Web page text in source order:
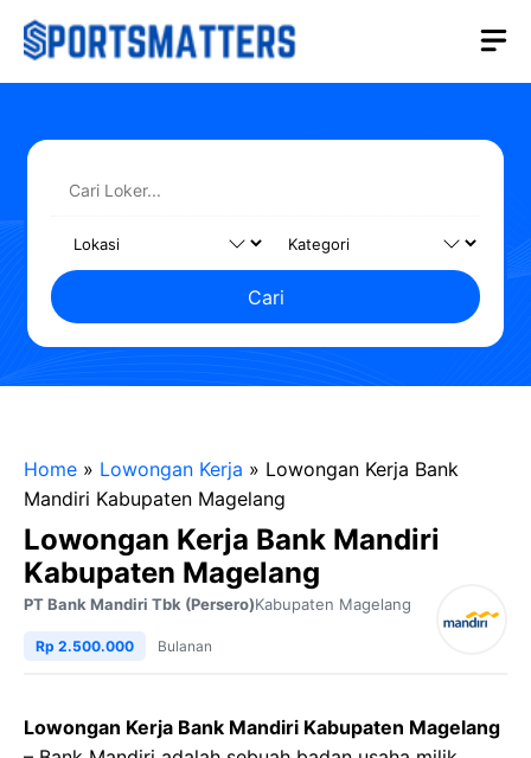
Langsung
Cari
Home » Lowongan Kerja » Lowongan Kerja Bank
Mandiri Kabupaten Magelang
Lowongan Kerja Bank Mandiri
Kabupaten Magelang
PT Bank Mandiri Tbk (Persero)Kabupaten Magelang
Rp 2.500.000 Bulanan
Lowongan Kerja Bank Mandiri Kabupaten Magelang